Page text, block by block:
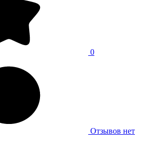
0
Отзывов нет